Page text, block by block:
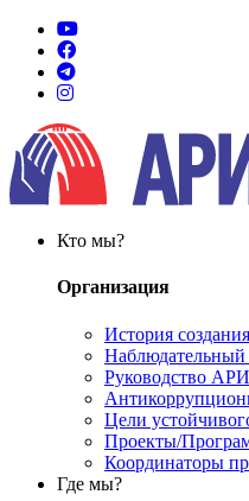
Кто мы?
Организация
История
Руководство
Цели
Проекты/
Координаторы
Где мы?